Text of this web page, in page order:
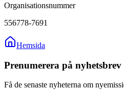
Organisationsnummer
556778-7691
Hemsida
Prenumerera på nyhetsbrev
Få de senaste nyheterna om